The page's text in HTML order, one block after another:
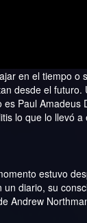
en el tiempo o
desde el futuro.
Paul Amadeus
lo que lo llevó a
estuvo
diario, su
Andrew